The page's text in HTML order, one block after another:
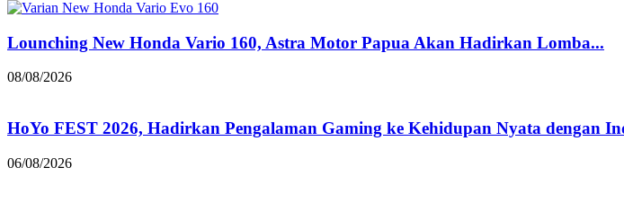
Lounching New Honda Vario 160, Astra Motor Papua Akan Hadirkan Lomba...
08/08/2026
HoYo FEST 2026, Hadirkan Pengalaman Gaming ke Kehidupan Nyata dengan
06/08/2026